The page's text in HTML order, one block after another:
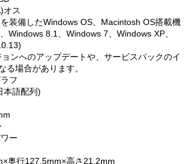
オス
装備したWindows OS、Macintosh OS搭載機
Windows 8.1、Windows 7、Windows XP、
ンへのアップデートや、サービスパックのイ
る場合があります。
フ
本語配列)
ー
奥行127.5mm×高さ21.2mm